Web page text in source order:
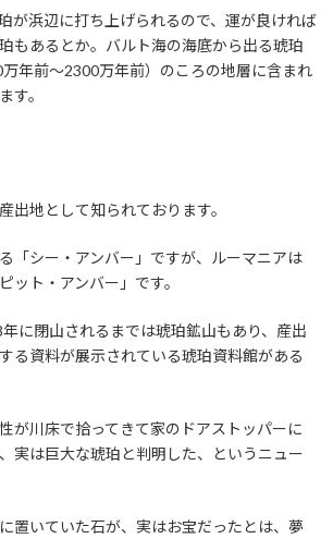
が浜辺に打ち上げられるので、運が良ければ
もあるとか。バルト海の海底から出る琥珀
年前～2300万年前）のころの地層に含まれ
す。
出地として知られております。
「シー・アンバー」ですが、ルーマニアは
ット・アンバー」です。
に閉山されるまでは琥珀鉱山もあり、産出
る資料が展示されている琥珀資料館がある
が川床で拾ってきて家のドアストッパーに
実は巨大な琥珀と判明した、というニュー
置いていた石が、実はお宝だったとは、夢